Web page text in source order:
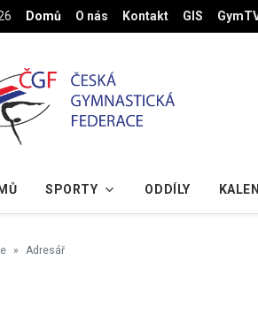
Domů O nás Kontakt GIS
SPORTY ODDÍLY
Adresář